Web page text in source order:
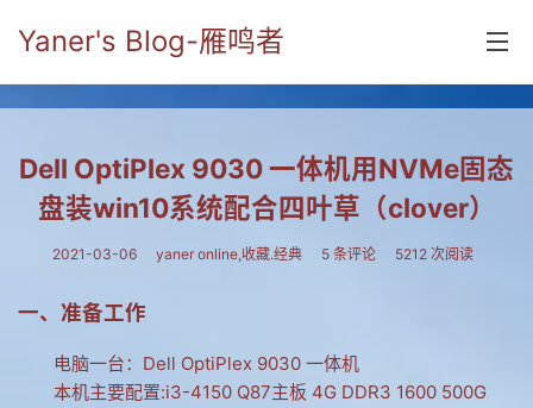
Yaner's Blog-雁鸣者
分类
五笔难啊
Dell OptiPlex 9030 一体机用NVMe固态
盘装win10系统配合四叶草（clover）
2021-03-06 yaner online,收藏.经典 5 条评论 5212 次阅读
一、准备工作
电脑一台：Dell OptiPlex 9030 一体机
本机主要配置:i3-4150 Q87主板 4G DDR3 1600 500G